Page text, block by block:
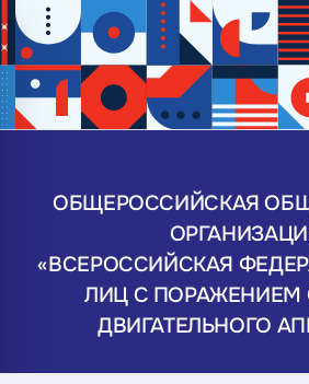
ОБЩЕРОССИЙСКАЯ
«ВСЕРОССИЙСКАЯ
ЛИЦ С
ДВИГАТЕЛЬНОГО